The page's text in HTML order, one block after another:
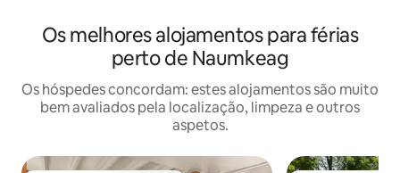
Os melhores alojamentos para férias
perto de Naumkeag
Os hóspedes concordam: estes alojamentos são muito
bem avaliados pela localização, limpeza e outros
aspetos.